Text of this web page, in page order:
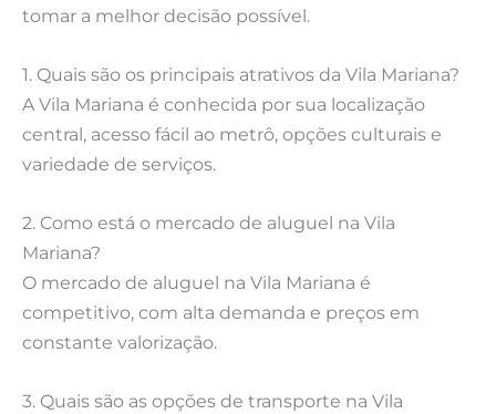
tomar a melhor decisão possível.
1. Quais são os principais atrativos da Vila Mariana?
A Vila Mariana é conhecida por sua localização
central, acesso fácil ao metrô, opções culturais e
variedade de serviços.
2. Como está o mercado de aluguel na Vila
Mariana?
O mercado de aluguel na Vila Mariana é
competitivo, com alta demanda e preços em
constante valorização.
3. Quais são as opções de transporte na Vila